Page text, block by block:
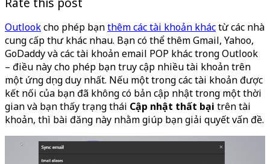
Outlookcho phép bạnthêm các tài khoản kháctừ các nhà
cung cấp thư khác nhau. Bạn có thể thêm Gmail, Yahoo,
GoDaddy và các tài khoản email POP khác trong Outlook
– điều này cho phép bạn truy cập nhiều tài khoản trên
một ứng dụng duy nhất. Nếu một trong các tài khoản được
kết nối của bạn đã không có bản cập nhật trong một thời
gian và bạn thấy trạng thái Cập nhật thất bại trên tài
khoản, thì bài đăng này nhằm giúp bạn giải quyết vấn đề.